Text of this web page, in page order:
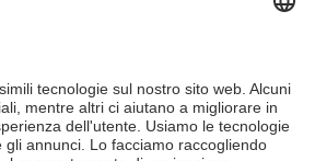
di viaggio per chi desidera vivere il
– con consigli autentici, alloggi e
offerte su misura.